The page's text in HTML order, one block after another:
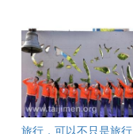
旅行，可以不只是旅行